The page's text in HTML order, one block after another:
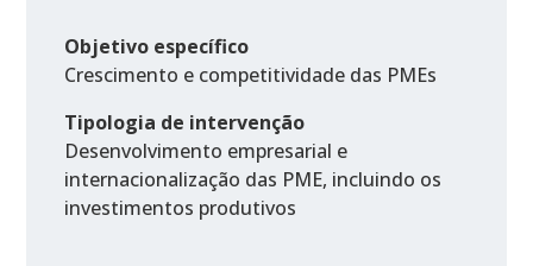
Objetivo específico
Crescimento e competitividade das PMEs
Tipologia de intervenção
Desenvolvimento empresarial e
internacionalização das PME, incluindo os
investimentos produtivos